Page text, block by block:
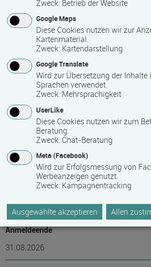
Lehr- und Lernform
Präsenzveranstaltung
Abschlussart
Teilnahmebestätigung / Zertifikat des
Voraussichtliche Dauer
164 Stunde(n)
Anmeldeende
31.08.2026
Zweck: Betrieb der Website
Google Maps
Diese Cookies nutzen wir zur
Kartenmaterial.
Zweck: Kartendarstellung
Google Translate
Wird zur Übersetzung der Inhalte
Sprachen verwendet.
Zweck: Mehrsprachigkeit
UserLike
Diese Cookies nutzen wir zum
Beratung.
Zweck: Chat-Beratung
Meta (Facebook)
Wird zur Erfolgsmessung von
Werbeanzeigen genutzt.
Zweck: Kampagnentracking
Ausgewählte akzeptieren Allen